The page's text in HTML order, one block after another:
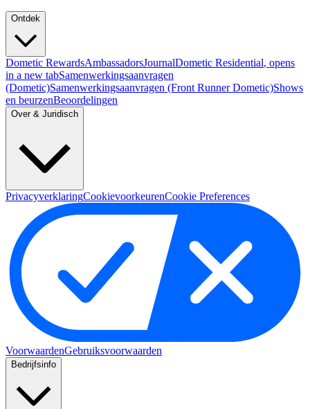
Ontdek
Dometic RewardsAmbassadorsJournalDometic Residential, opens
in a new tabSamenwerkingsaanvragen
(Dometic)Samenwerkingsaanvragen (Front Runner Dometic)Shows
en beurzenBeoordelingen
Over & Juridisch
PrivacyverklaringCookievoorkeurenCookie Preferences
VoorwaardenGebruiksvoorwaarden
Bedrijfsinfo